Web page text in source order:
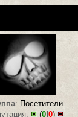
: Посетители
(0| 0)